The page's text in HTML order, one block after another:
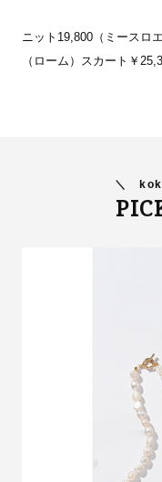
ニット19,800（ミースロ
（ローム）スカート￥
＼